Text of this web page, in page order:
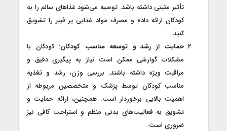
تأثیر مثبتی داشته باشد. توصیه می‌شود غذاهای سالم را به
کودکان ارائه داده و مصرف مواد غذایی پر فیبر را تشویق
کنید.
حمایت از رشد و توسعه مناسب کودکان: کودکان با
مشکلات گوارشی ممکن است نیاز به پیگیری دقیق و
مراقبت ویژه داشته باشند. بررسی وزن، رشد و تغذیه
مناسب کودکان توسط پزشک و متخصصین مربوطه از
اهمیت بالایی برخوردار است. همچنین، ارائه حمایت و
تشویق به فعالیت‌های بدنی منظم و استراحت کافی نیز
ضروری است.